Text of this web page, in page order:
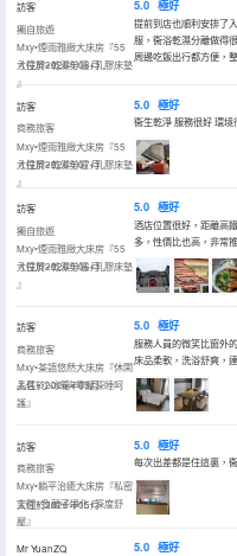
訪客
獨自旅遊
Mxy•煙雨雅緻大床房『55
寸投屏+乾濕分區+乳膠床墊
』
入住於2026年08月
5.0 極好
提前到店也順利安排了
服，衞浴乾濕分離做得
周邊吃飯出行都方便，
訪客
商務旅客
Mxy•煙雨雅緻大床房『55
寸投屏+乾濕分區+乳膠床墊
』
入住於2026年07月
5.0 極好
衞生乾淨 服務很好 環境
訪客
獨自旅遊
Mxy•煙雨雅緻大床房『55
寸投屏+乾濕分區+乳膠床墊
』
入住於2026年06月
5.0 極好
酒店位置很好，距離高
多，性價比也高，非常
訪客
商務旅客
Mxy•茶語悠然大床房『休閑
品茗+小冰箱+零壓深睡呵
護』
入住於2026年05月
5.0 極好
服務人員的微笑比窗外
床品柔軟，洗浴舒爽，
訪客
商務旅客
Mxy•躺平治癒大床房『私密
空間+負離子凈化+深度舒
壓』
入住於2026年05月
5.0 極好
每次出差都是住這裏，
Mr YuanZQ
5.0 極好